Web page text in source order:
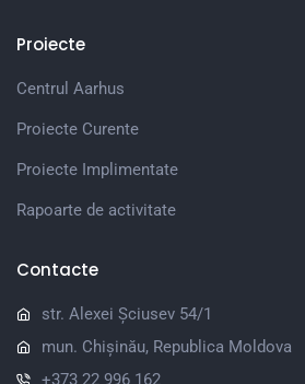
Proiecte
Centrul Aarhus
Proiecte Curente
Proiecte Implimentate
Rapoarte de activitate
Contacte
str. Alexei Șciusev 54/1
mun. Chișinău, Republica Moldova
+373 22 996 162